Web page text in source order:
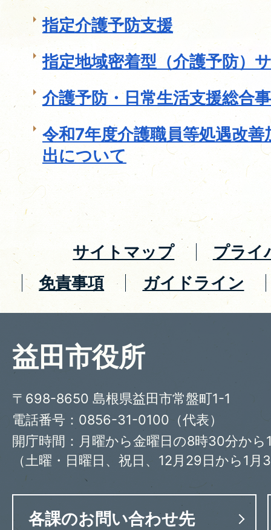
指定介護予防支援
指定地域密着型（介護予防）
介護予防・日常生活支援総合
令和7年度介護職員等処遇改
出について
サイトマップ
プライ
免責事項
ガイドライン
益田市役所
〒698-8650 島根県益田市常盤町1-1
電話番号：0856-31-0100（代表）
開庁時間：月曜から金曜日の8時30分から
（土曜・日曜日、祝日、12月29日から1月
各課のお問い合わせ先